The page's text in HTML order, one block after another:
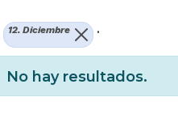
12. Diciembre .
No hay resultados.